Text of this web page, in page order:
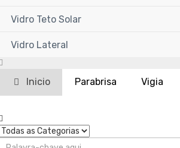
Vidro Teto Solar
Vidro Lateral
Inicio Parabrisa Vigia